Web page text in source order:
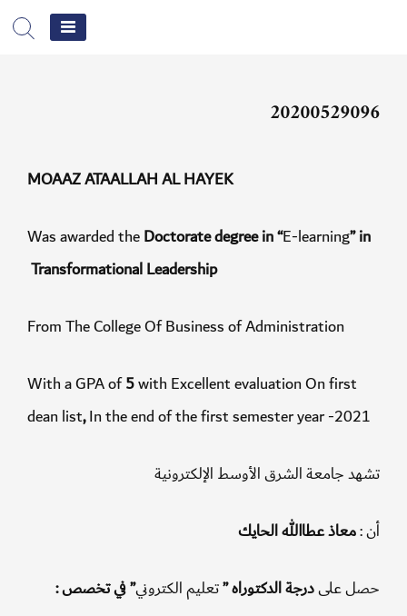
جامعة
MOAAZ ATAALLAH AL HAYEK
Was awarded theDoctorate degree in “E-learning
Transformational Leadership
From The College Of Business of Administration
With a GPA of 5with Excellent evaluation On first
dean list,In the end of the first semester year -
جامعة الشرق الأوسط الإلكترونية
معاذ عطاالله الحايك
علىدرجة الدكتوراه ”تعليم الكتروني” في تخصص :